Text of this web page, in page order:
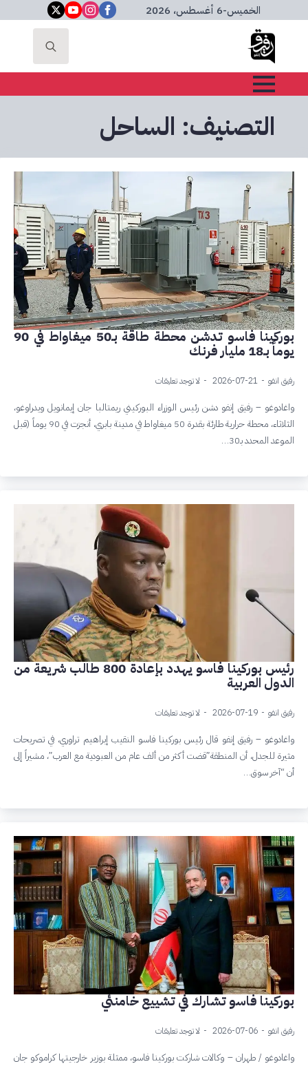
الخميس-6 أغسطس، 2026
Search
التصنيف: الساحل
بوركينا فاسو تدشن محطة طاقة بـ50 ميغاواط في 90
يوماً بـ18 مليار فرنك
رفيق انفو 2026-07-21 لا توجد تعليقات
واغادوغو – رفيق إنفو دشن رئيس الوزراء البوركيني ريمتالبا جان إيمانويل ويدراوغو،
الثلاثاء، محطة حرارية طارئة بقدرة 50 ميغاواط في مدينة بابري، أنجزت في 90 يوماً (قبل
الموعد المحدد بـ30…
رئيس بوركينا فاسو يهدد بإعادة 800 طالب شريعة من
الدول العربية
رفيق انفو 2026-07-19 لا توجد تعليقات
واغادوغو – رفيق إنفو قال رئيس بوركينا فاسو النقيب إبراهيم تراوري، في تصريحات
مثيرة للجدل، أن المنطقة”قضت أكثر من ألف عام من العبودية مع العرب”، مشيراً إلى
أن “آخر سوق…
بوركينا فاسو تشارك في تشييع خامنئي
رفيق انفو 2026-07-06 لا توجد تعليقات
واغادوغو / طهران – وكالات شاركت بوركينا فاسو، ممثلة بوزير خارجيتها كراموكو جان